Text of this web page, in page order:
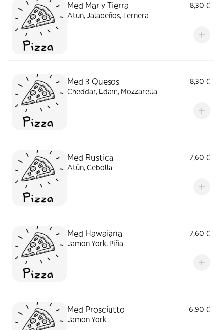
Med Mar y Tierra
8,30 €
Atun, Jalapeños, Ternera
Med 3 Quesos
8,30 €
Cheddar, Edam, Mozzarella
Med Rustica
7,60 €
Atún, Cebolla
Med Hawaiana
7,60 €
Jamon York, Piña
Med Prosciutto
6,90 €
Jamon York